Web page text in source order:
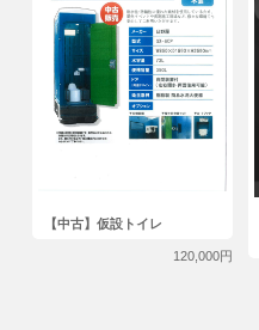
【中古】仮設トイレ
120,000円